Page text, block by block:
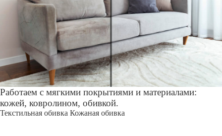
Работаем с мягкими покрытиями и материалами:
кожей, ковролином, обивкой.
Текстильная обивка Кожаная обивка